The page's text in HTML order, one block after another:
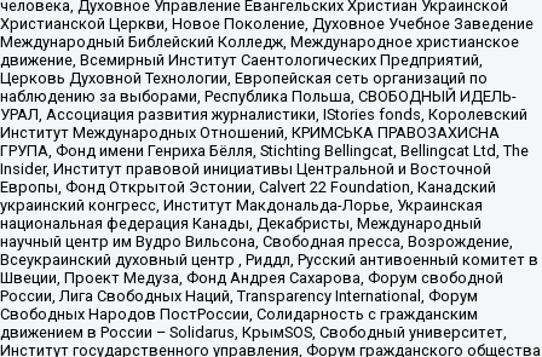
человека, Духовное Управление Евангельских Христиан Украинской
Христианской Церкви, Новое Поколение, Духовное Учебное Заведение
Международный Библейский Колледж, Международное христианское
движение, Всемирный Институт Саентологических Предприятий,
Церковь Духовной Технологии, Европейская сеть организаций по
наблюдению за выборами, Республика Польша, СВОБОДНЫЙ ИДЕЛЬ-
УРАЛ, Ассоциация развития журналистики, IStories fonds, Королевский
Институт Международных Отношений, КРИМСЬКА ПРАВОЗАХИСНА
ГРУПА, Фонд имени Генриха Бёлля, Stichting Bellingcat, Bellingcat Ltd, The
Insider, Институт правовой инициативы Центральной и Восточной
Европы, Фонд Открытой Эстонии, Calvert 22 Foundation, Канадский
украинский конгресс, Институт Макдональда-Лорье, Украинская
национальная федерация Канады, Декабристы, Международный
научный центр им Вудро Вильсона, Свободная пресса, Возрождение,
Всеукраинский духовный центр , Риддл, Русский антивоенный комитет в
Швеции, Проект Медуза, Фонд Андрея Сахарова, Форум свободной
России, Лига Свободных Наций, Transparеncy International, Форум
Свободных Народов ПостРоссии, Солидарность с гражданским
движением в России – Solidarus, КрымSOS, Свободный университет,
Институт государственного управления, Форум гражданского общества